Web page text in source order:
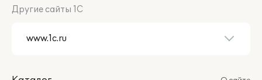
Другие сайты 1С